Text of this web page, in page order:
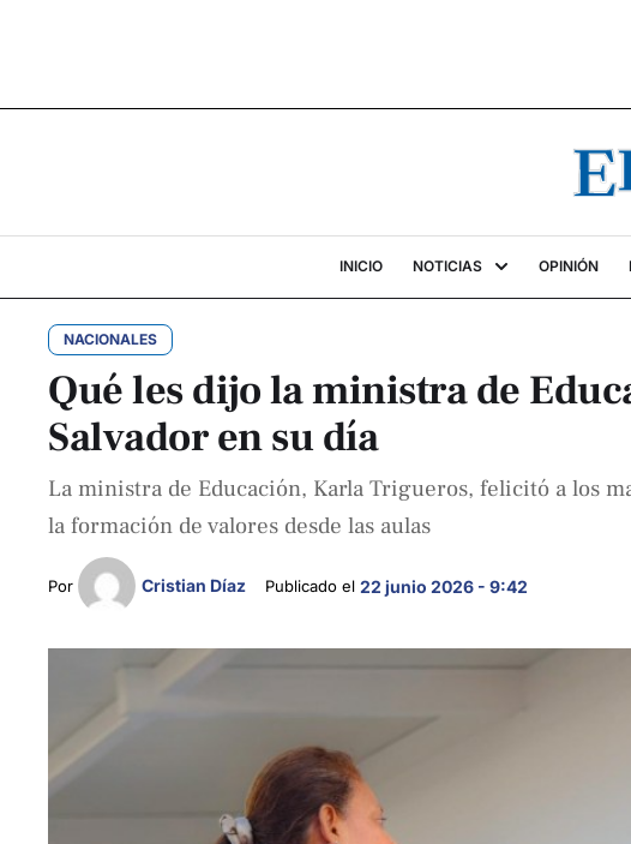
INICIO NOTICIAS OPINIÓN
NACIONALES
Qué les dijo la ministra de
Salvador en su día
La ministra de Educación, Karla Trigueros, felicitó a los
la formación de valores desde las aulas
Por Cristian Díaz Publicado el 22 junio 2026 - 9:42